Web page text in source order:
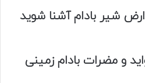
شیر بادام آشنا شوید
و مضرات بادام زمینی